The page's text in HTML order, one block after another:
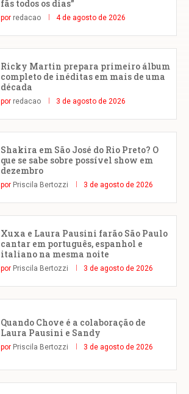
fãs todos os dias”
por redacao 4 de agosto de 2026
Ricky Martin prepara primeiro álbum
completo de inéditas em mais de uma
década
por redacao 3 de agosto de 2026
Shakira em São José do Rio Preto? O
que se sabe sobre possível show em
dezembro
por Priscila Bertozzi 3 de agosto de 2026
Xuxa e Laura Pausini farão São Paulo
cantar em português, espanhol e
italiano na mesma noite
por Priscila Bertozzi 3 de agosto de 2026
Quando Chove é a colaboração de
Laura Pausini e Sandy
por Priscila Bertozzi 3 de agosto de 2026